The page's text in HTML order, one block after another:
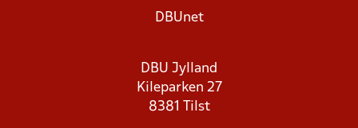
DBUnet
DBU Jylland
Kileparken 27
8381 Tilst